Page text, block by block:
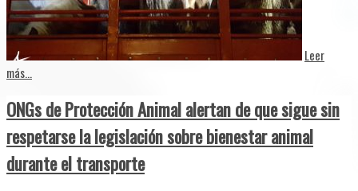
Leer
más...
ONGs de Protección Animal alertan de que sigue sin
respetarse la legislación sobre bienestar animal
durante el transporte